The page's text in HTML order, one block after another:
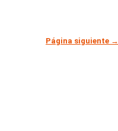
Página siguiente →